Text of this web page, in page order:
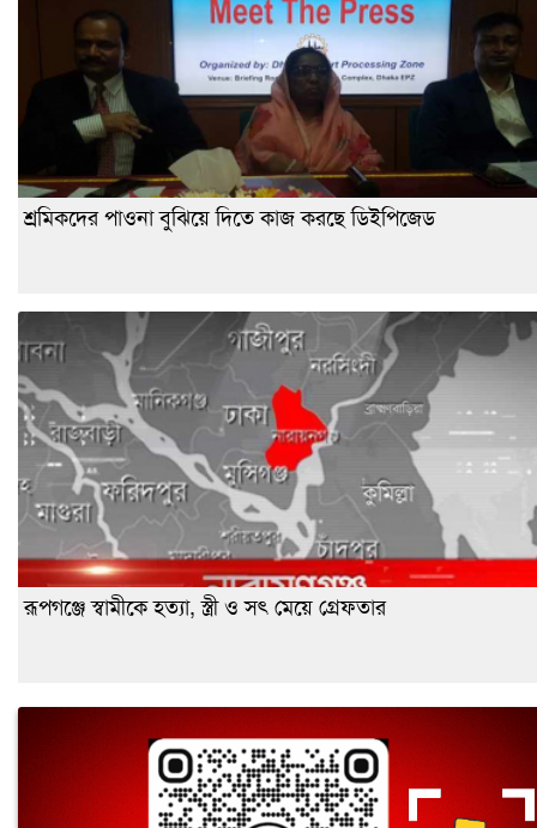
শ্রমিকদের পাওনা বুঝিয়ে দিতে কাজ করছে ডিইপিজেড
রূপগঞ্জে স্বামীকে হত্যা, স্ত্রী ও সৎ মেয়ে গ্রেফতার